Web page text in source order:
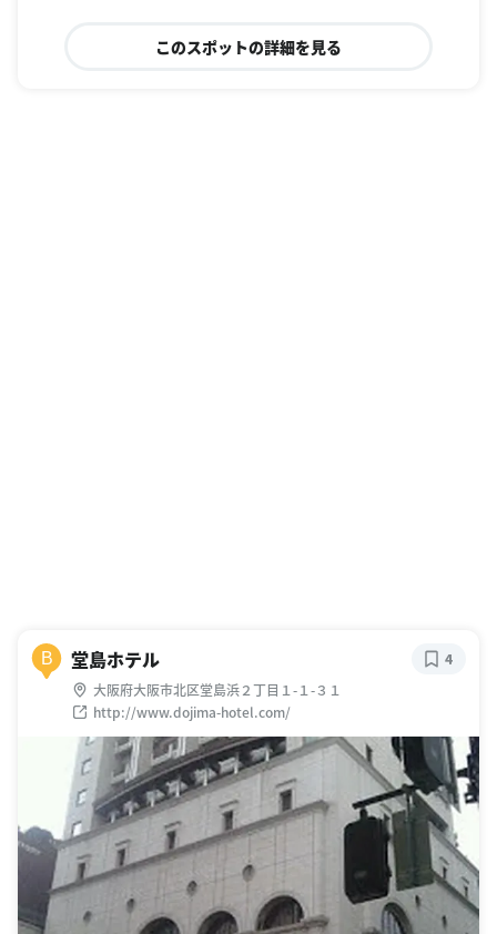
このスポットの詳細を見る
B 堂島ホテル
大阪府大阪市北区堂島浜２丁目１-１-３１
http://www.dojima-hotel.com/
4